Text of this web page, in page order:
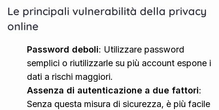
Le principali vulnerabilità della privacy
online
Password deboli: Utilizzare password
semplici o riutilizzarle su più account espone i
dati a rischi maggiori.
Assenza di autenticazione a due fattori:
Senza questa misura di sicurezza, è più facile